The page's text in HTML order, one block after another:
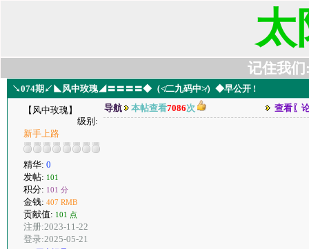
太
记住我们
↘074期↙◣风中玫瑰◢〓〓〓〓◆（≮二九码中≯）◆早公开 !
【风中玫瑰】
级别:
新手上路
精华: 0
发帖: 101
积分: 101 分
金钱: 407 RMB
贡献值: 101 点
注册:2023-11-22
登录:2025-05-21
导航 本帖查看7086次 查看〖